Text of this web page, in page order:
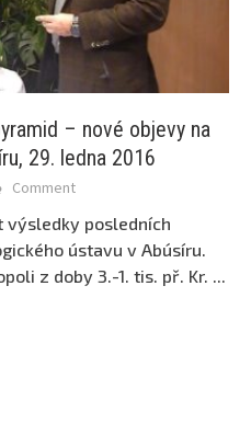
– nové objevy na
29. ledna 2016
Comment
výsledky posledních
ústavu v Abúsíru.
z doby 3.-1. tis. př. Kr. ...